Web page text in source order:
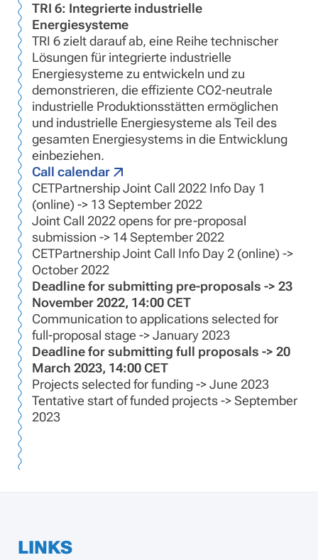
TRI 6: Integrierte industrielle
Energiesysteme
TRI 6 zielt darauf ab, eine Reihe technischer
Lösungen für integrierte industrielle
Energiesysteme zu entwickeln und zu
demonstrieren, die effiziente CO2-neutrale
industrielle Produktionsstätten ermöglichen
und industrielle Energiesysteme als Teil des
gesamten Energiesystems in die Entwicklung
einbeziehen.
Call calendar
CETPartnership Joint Call 2022 Info Day 1
(online) -> 13 September 2022
Joint Call 2022 opens for pre-proposal
submission -> 14 September 2022
CETPartnership Joint Call Info Day 2 (online) ->
October 2022
Deadline for submitting pre-proposals -> 23
November 2022, 14:00 CET
Communication to applications selected for
full-proposal stage -> January 2023
Deadline for submitting full proposals -> 20
March 2023, 14:00 CET
Projects selected for funding -> June 2023
Tentative start of funded projects -> September
2023
LINKS